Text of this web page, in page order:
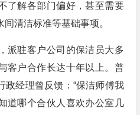
了解各部门偏好，甚至需要
清洁标准等基础事项。
派驻客户公司的保洁员大多
客户合作长达十年以上。普
政经理曾反馈：“保洁师傅我
道哪个合伙人喜欢办公室几